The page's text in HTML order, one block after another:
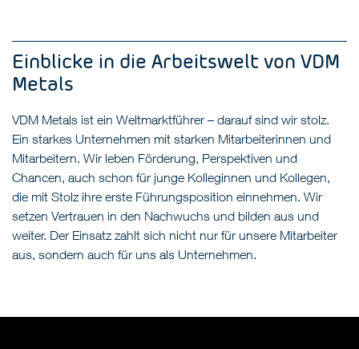
Einblicke in die Arbeitswelt von VDM
Metals
VDM Metals ist ein Weltmarktführer – darauf sind wir stolz.
Ein starkes Unternehmen mit starken Mitarbeiterinnen und
Mitarbeitern. Wir leben Förderung, Perspektiven und
Chancen, auch schon für junge Kolleginnen und Kollegen,
die mit Stolz ihre erste Führungsposition einnehmen. Wir
setzen Vertrauen in den Nachwuchs und bilden aus und
weiter. Der Einsatz zahlt sich nicht nur für unsere Mitarbeiter
aus, sondern auch für uns als Unternehmen.